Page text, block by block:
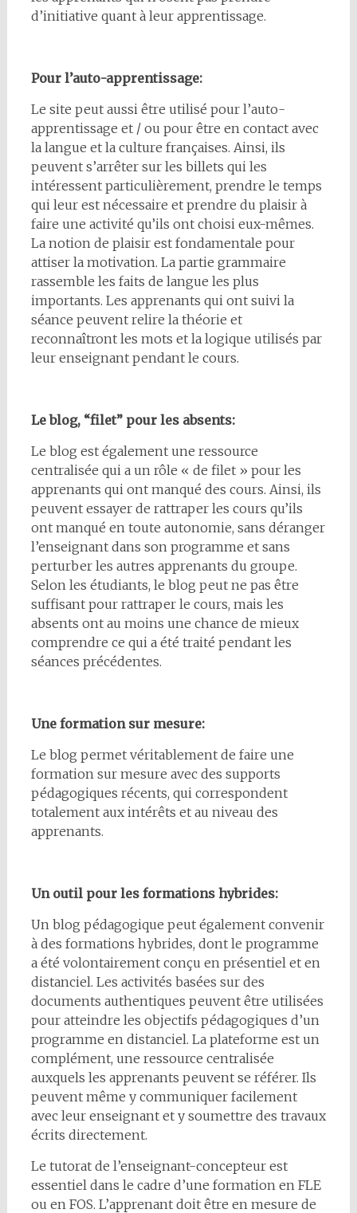
d’initiative quant à leur apprentissage.
Pour l’auto-apprentissage:
Le site peut aussi être utilisé pour l’auto-
apprentissage et / ou pour être en contact avec
la langue et la culture françaises. Ainsi, ils
peuvent s’arrêter sur les billets qui les
intéressent particulièrement, prendre le temps
qui leur est nécessaire et prendre du plaisir à
faire une activité qu’ils ont choisi eux-mêmes.
La notion de plaisir est fondamentale pour
attiser la motivation. La partie grammaire
rassemble les faits de langue les plus
importants. Les apprenants qui ont suivi la
séance peuvent relire la théorie et
reconnaîtront les mots et la logique utilisés par
leur enseignant pendant le cours.
Le blog, “filet” pour les absents:
Le blog est également une ressource
centralisée qui a un rôle « de filet » pour les
apprenants qui ont manqué des cours. Ainsi, ils
peuvent essayer de rattraper les cours qu’ils
ont manqué en toute autonomie, sans déranger
l’enseignant dans son programme et sans
perturber les autres apprenants du groupe.
Selon les étudiants, le blog peut ne pas être
suffisant pour rattraper le cours, mais les
absents ont au moins une chance de mieux
comprendre ce qui a été traité pendant les
séances précédentes.
Une formation sur mesure:
Le blog permet véritablement de faire une
formation sur mesure avec des supports
pédagogiques récents, qui correspondent
totalement aux intérêts et au niveau des
apprenants.
Un outil pour les formations hybrides:
Un blog pédagogique peut également convenir
à des formations hybrides, dont le programme
a été volontairement conçu en présentiel et en
distanciel. Les activités basées sur des
documents authentiques peuvent être utilisées
pour atteindre les objectifs pédagogiques d’un
programme en distanciel. La plateforme est un
complément, une ressource centralisée
auxquels les apprenants peuvent se référer. Ils
peuvent même y communiquer facilement
avec leur enseignant et y soumettre des travaux
écrits directement.
Le tutorat de l’enseignant-concepteur est
essentiel dans le cadre d’une formation en FLE
ou en FOS. L’apprenant doit être en mesure de